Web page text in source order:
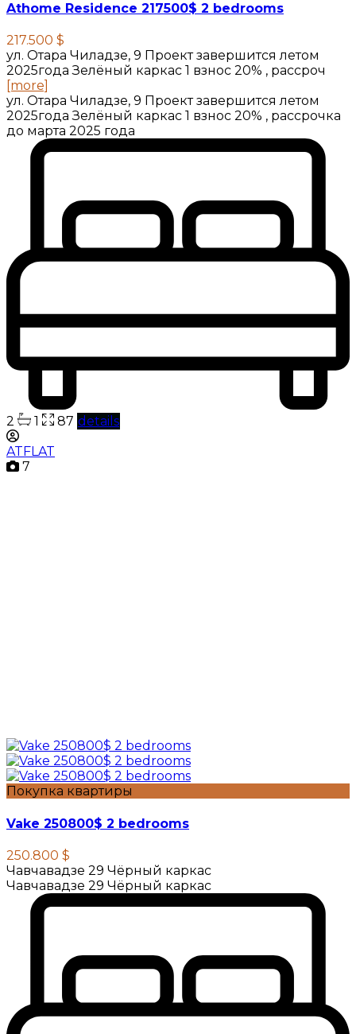
Athome Residence 217500$ 2 bedrooms
217.500 $
ул. Отара Чиладзе, 9 Проект завершится летом
2025года Зелёный каркас 1 взнос 20% , рассроч
[more]
ул. Отара Чиладзе, 9 Проект завершится летом
2025года Зелёный каркас 1 взнос 20% , рассрочка
до марта 2025 года
2 1 87 details
ATFLAT
7
Покупка квартиры
Vake 250800$ 2 bedrooms
250.800 $
Чавчавадзе 29 Чёрный каркас
Чавчавадзе 29 Чёрный каркас